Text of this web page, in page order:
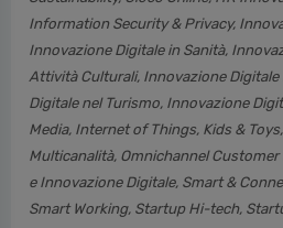
Information Security & Privacy,
Innovazione Digitale in Sanità,
Attività Culturali, Innovazione
Digitale nel Turismo, Innovazione
Media, Internet of Things, Kids &
Multicanalità, Omnichannel
e Innovazione Digitale, Smart &
Smart Working, Startup Hi-tech,